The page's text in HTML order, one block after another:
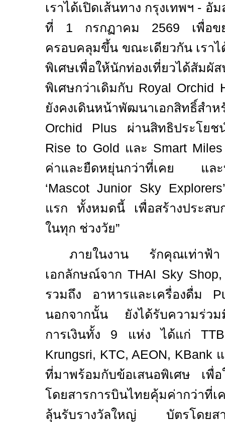
เราได้เปิดเส้นทาง กรุงเทพฯ - อั
ที่ 1 กรกฏาคม 2569 เพื่อ
ครอบคลุมขึ้น ขณะเดียวกัน เราไ
พิเศษเพื่อให้นักท่องเที่ยวได้สัมผั
พิเศษกว่าเดิมกับ Royal Orchid
ยังคงเดินหน้าพัฒนาเอกสิท
Orchid Plus ผ่านสิทธิประโย
Rise to Gold และ Smart
ค่าและยืดหยุ่นกว่าที่เคย และ
‘Mascot Junior Sky
แรก ทั้งหมดนี้ เพื่อสร้างประส
ในทุก ช่วงวัย”
ภายในงาน รักคุณเท่า
เอกลักษณ์จากTHAI Sky
รวมถึง อาหารและเครื่องดื่ม
นอกจากนั้น ยังได้รับความร่วม
การเงินทั้ง 9 แห่ง ได้แก่
Krungsri, KTC, AEON, KBank
ที่มาพร้อมกับข้อเสนอพิเศษ เพื่อ
โดยสารการบินไทยคุ้มค่ากว่าที่
ลุ้นรับรางวัลใหญ่ บัตรโดย